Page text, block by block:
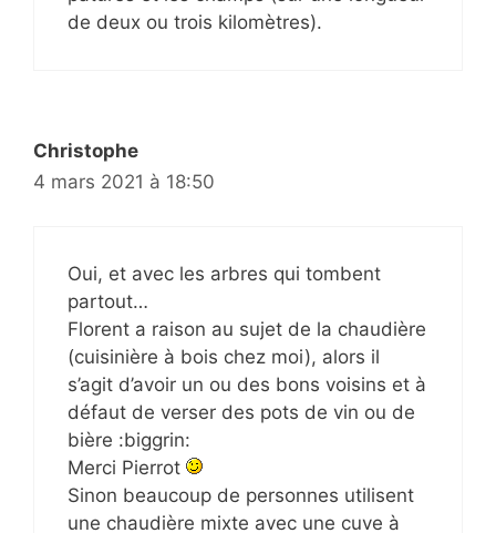
de deux ou trois kilomètres).
Christophe
4 mars 2021 à 18:50
Oui, et avec les arbres qui tombent
partout…
Florent a raison au sujet de la chaudière
(cuisinière à bois chez moi), alors il
s’agit d’avoir un ou des bons voisins et à
défaut de verser des pots de vin ou de
bière :biggrin:
Merci Pierrot
Sinon beaucoup de personnes utilisent
une chaudière mixte avec une cuve à